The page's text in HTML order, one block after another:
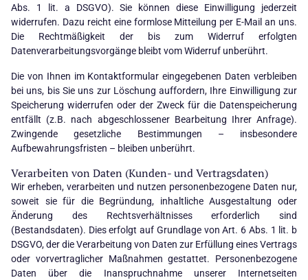
Abs. 1 lit. a DSGVO). Sie können diese Einwilligung jederzeit
widerrufen. Dazu reicht eine formlose Mitteilung per E-Mail an uns.
Die Rechtmäßigkeit der bis zum Widerruf erfolgten
Datenverarbeitungsvorgänge bleibt vom Widerruf unberührt.
Die von Ihnen im Kontaktformular eingegebenen Daten verbleiben
bei uns, bis Sie uns zur Löschung auffordern, Ihre Einwilligung zur
Speicherung widerrufen oder der Zweck für die Datenspeicherung
entfällt (z.B. nach abgeschlossener Bearbeitung Ihrer Anfrage).
Zwingende gesetzliche Bestimmungen – insbesondere
Aufbewahrungsfristen – bleiben unberührt.
Verarbeiten von Daten (Kunden- und Vertragsdaten)
Wir erheben, verarbeiten und nutzen personenbezogene Daten nur,
soweit sie für die Begründung, inhaltliche Ausgestaltung oder
Änderung des Rechtsverhältnisses erforderlich sind
(Bestandsdaten). Dies erfolgt auf Grundlage von Art. 6 Abs. 1 lit. b
DSGVO, der die Verarbeitung von Daten zur Erfüllung eines Vertrags
oder vorvertraglicher Maßnahmen gestattet. Personenbezogene
Daten über die Inanspruchnahme unserer Internetseiten